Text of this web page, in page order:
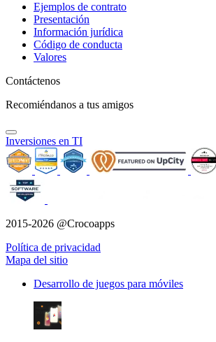
Ejemplos de contrato
Presentación
Información jurídica
Código de conducta
Valores
Contáctenos
Recomiéndanos a tus amigos
Inversiones en TI
2015-2026 @Crocoapps
Política de privacidad
Mapa del sitio
Desarrollo de juegos para móviles